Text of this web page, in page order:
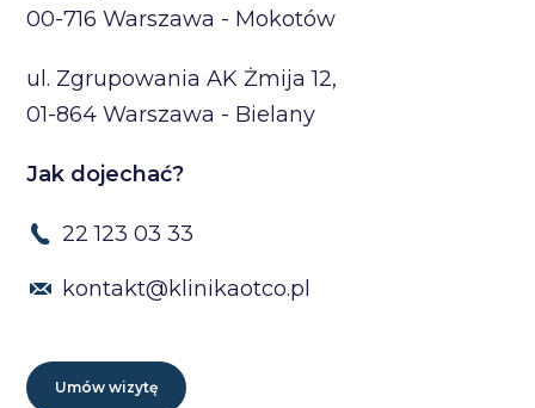
00-716 Warszawa - Mokotów
ul. Zgrupowania AK Żmija 12,
01-864 Warszawa - Bielany
Jak dojechać?
22 123 03 33
kontakt@klinikaotco.pl
Umów wizytę